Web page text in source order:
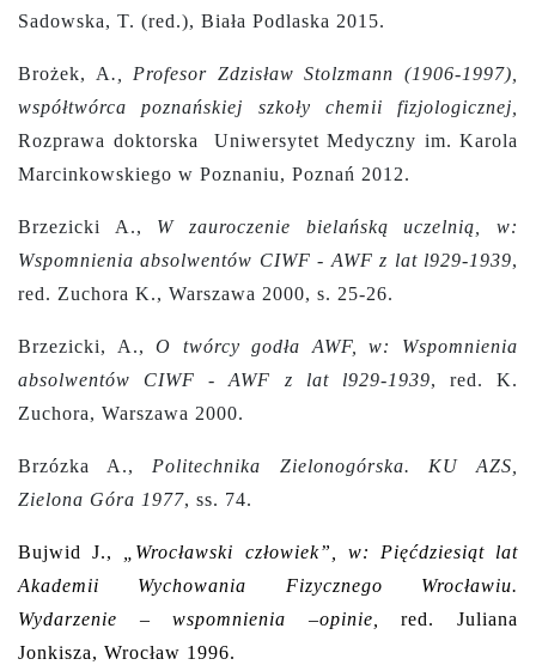
Sadowska, T. (red.), Biała Podlaska 2015.
Brożek, A., Profesor Zdzisław Stolzmann (1906-1997),
współtwórca poznańskiej szkoły chemii fizjologicznej,
Rozprawa doktorska Uniwersytet Medyczny im. Karola
Marcinkowskiego w Poznaniu, Poznań 2012.
Brzezicki A., W zauroczenie bielańską uczelnią, w:
Wspomnienia absolwentów CIWF - AWF z lat l929-1939,
red. Zuchora K., Warszawa 2000, s. 25-26.
Brzezicki, A.,O twórcy godła AWF, w: Wspomnienia
absolwentów CIWF - AWF z lat l929-1939, red. K.
Zuchora, Warszawa 2000.
Brzózka A., Politechnika Zielonogórska. KU AZS,
Zielona Góra 1977, ss. 74.
Bujwid J.,
„Wrocławski człowiek”, w: Pięćdziesiąt lat
Akademii Wychowania Fizycznego Wrocławiu.
Wydarzenie – wspomnienia –opinie,
red. Juliana
Jonkisza, Wrocław 1996.